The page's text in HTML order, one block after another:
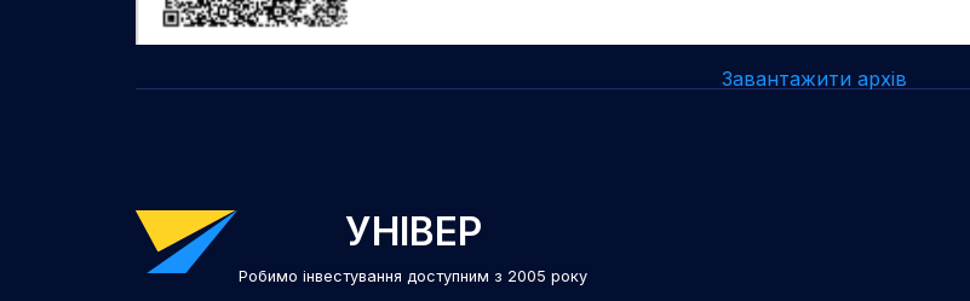
Завантажити архів
УНІВЕР
Робимо інвестування доступним з 2005 року